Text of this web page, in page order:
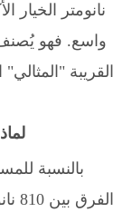
نانومتر الخيار
واسع. فهو
القريبة
4.
بالنسبة